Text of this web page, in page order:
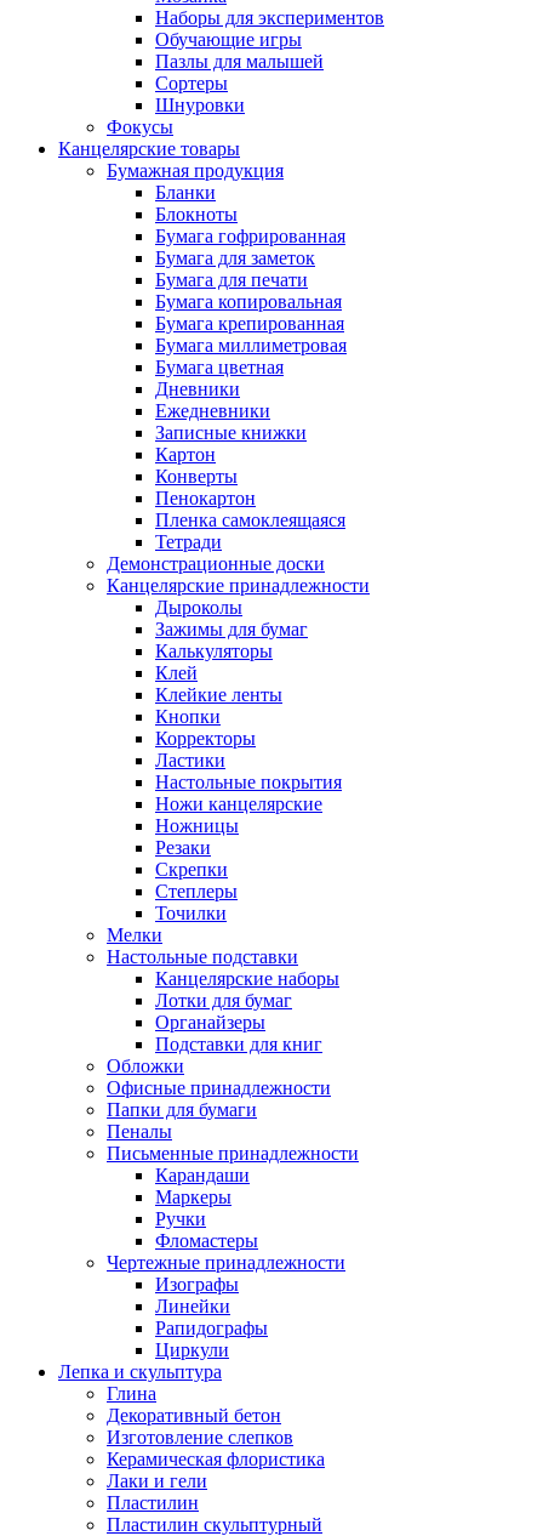
Наборы для экспериментов
Обучающие игры
Пазлы для малышей
Сортеры
Шнуровки
Фокусы
Канцелярские товары
Бумажная продукция
Бланки
Блокноты
Бумага гофрированная
Бумага для заметок
Бумага для печати
Бумага копировальная
Бумага крепированная
Бумага миллиметровая
Бумага цветная
Дневники
Ежедневники
Записные книжки
Картон
Конверты
Пенокартон
Пленка самоклеящаяся
Тетради
Демонстрационные доски
Канцелярские принадлежности
Дыроколы
Зажимы для бумаг
Калькуляторы
Клей
Клейкие ленты
Кнопки
Корректоры
Ластики
Настольные покрытия
Ножи канцелярские
Ножницы
Резаки
Скрепки
Степлеры
Точилки
Мелки
Настольные подставки
Канцелярские наборы
Лотки для бумаг
Органайзеры
Подставки для книг
Обложки
Офисные принадлежности
Папки для бумаги
Пеналы
Письменные принадлежности
Карандаши
Маркеры
Ручки
Фломастеры
Чертежные принадлежности
Изографы
Линейки
Рапидографы
Циркули
Лепка и скульптура
Глина
Декоративный бетон
Изготовление слепков
Керамическая флористика
Лаки и гели
Пластилин
Пластилин скульптурный